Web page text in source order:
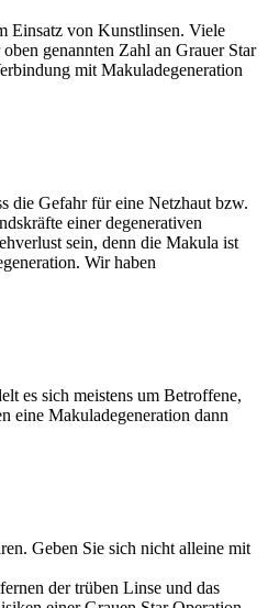
Einsatz von Kunstlinsen. Viele
genannten Zahl an Grauer Star
mit Makuladegeneration
die Gefahr für eine Netzhaut bzw.
einer degenerativen
sein, denn die Makula ist
Wir haben
es sich meistens um Betroffene,
eine Makuladegeneration dann
Geben Sie sich nicht alleine mit
der trüben Linse und das